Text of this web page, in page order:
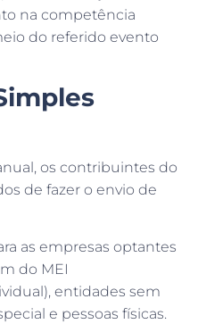
na competência
do referido evento
os contribuintes do
de fazer o envio de
as empresas optantes
do MEI
entidades sem
e pessoas físicas.